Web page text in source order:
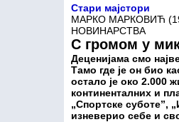
Стари мајстори
МАРКО МАРКОВИЋ
НОВИНАРСТВА
С громом у
Деценијама смо
Тамо где је он био
остало је око 2.000
континенталних и
„Спортске суботе”,
изневерио себе и